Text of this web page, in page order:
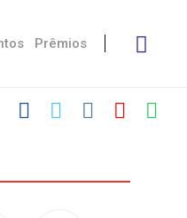
Prêmios